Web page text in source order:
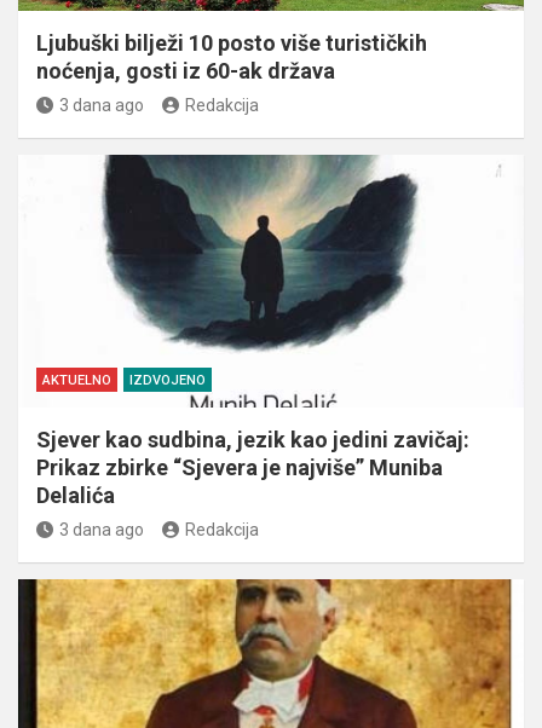
Ljubuški bilježi 10 posto više turističkih
noćenja, gosti iz 60-ak država
3 dana ago Redakcija
AKTUELNO IZDVOJENO
Sjever kao sudbina, jezik kao jedini zavičaj:
Prikaz zbirke “Sjevera je najviše” Muniba
Delalića
3 dana ago Redakcija